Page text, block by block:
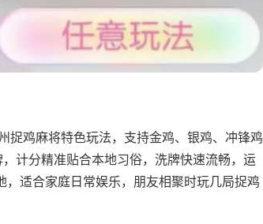
捉鸡麻将特色玩法，支持金鸡、银鸡、冲锋鸡
计分精准贴合本地习俗，洗牌快速流畅，运
适合家庭日常娱乐，朋友相聚时玩几局捉鸡